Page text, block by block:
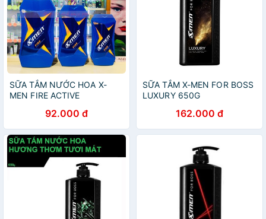
SỮA TẮM NƯỚC HOA X-
MEN FIRE ACTIVE
92.000 đ
SỮA TẮM X-MEN FOR BOSS
LUXURY 650G
162.000 đ